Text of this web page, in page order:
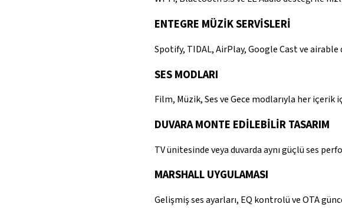
ENTEGRE MÜZİK SERVİSLERİ
Spotify, TIDAL, AirPlay, Google Cast ve
SES MODLARI
Film, Müzik, Ses ve Gece modlarıyla her
DUVARA MONTE EDİLEBİLİR TASARIM
TV ünitesinde veya duvarda aynı güçlü ses
MARSHALL UYGULAMASI
Gelişmiş ses ayarları, EQ kontrolü ve OTA